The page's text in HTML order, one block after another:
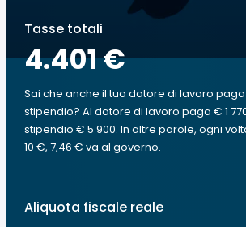
Tasse totali
4.401 €
Sai che anche il tuo datore di lavoro
stipendio? Al datore di lavoro paga € 1
stipendio € 5 900. In altre parole, ogni
10 €, 7,46 € va al governo.
Aliquota fiscale reale